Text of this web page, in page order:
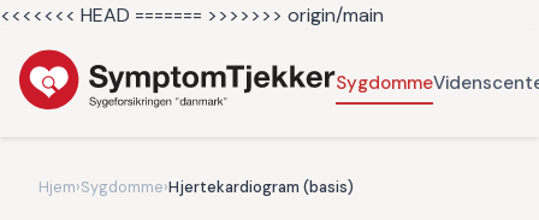
<<<<<<< HEAD ======= >>>>>>> origin/main
Sygdomme
Hjem›Sygdomme›Hjertekardiogram (basis)